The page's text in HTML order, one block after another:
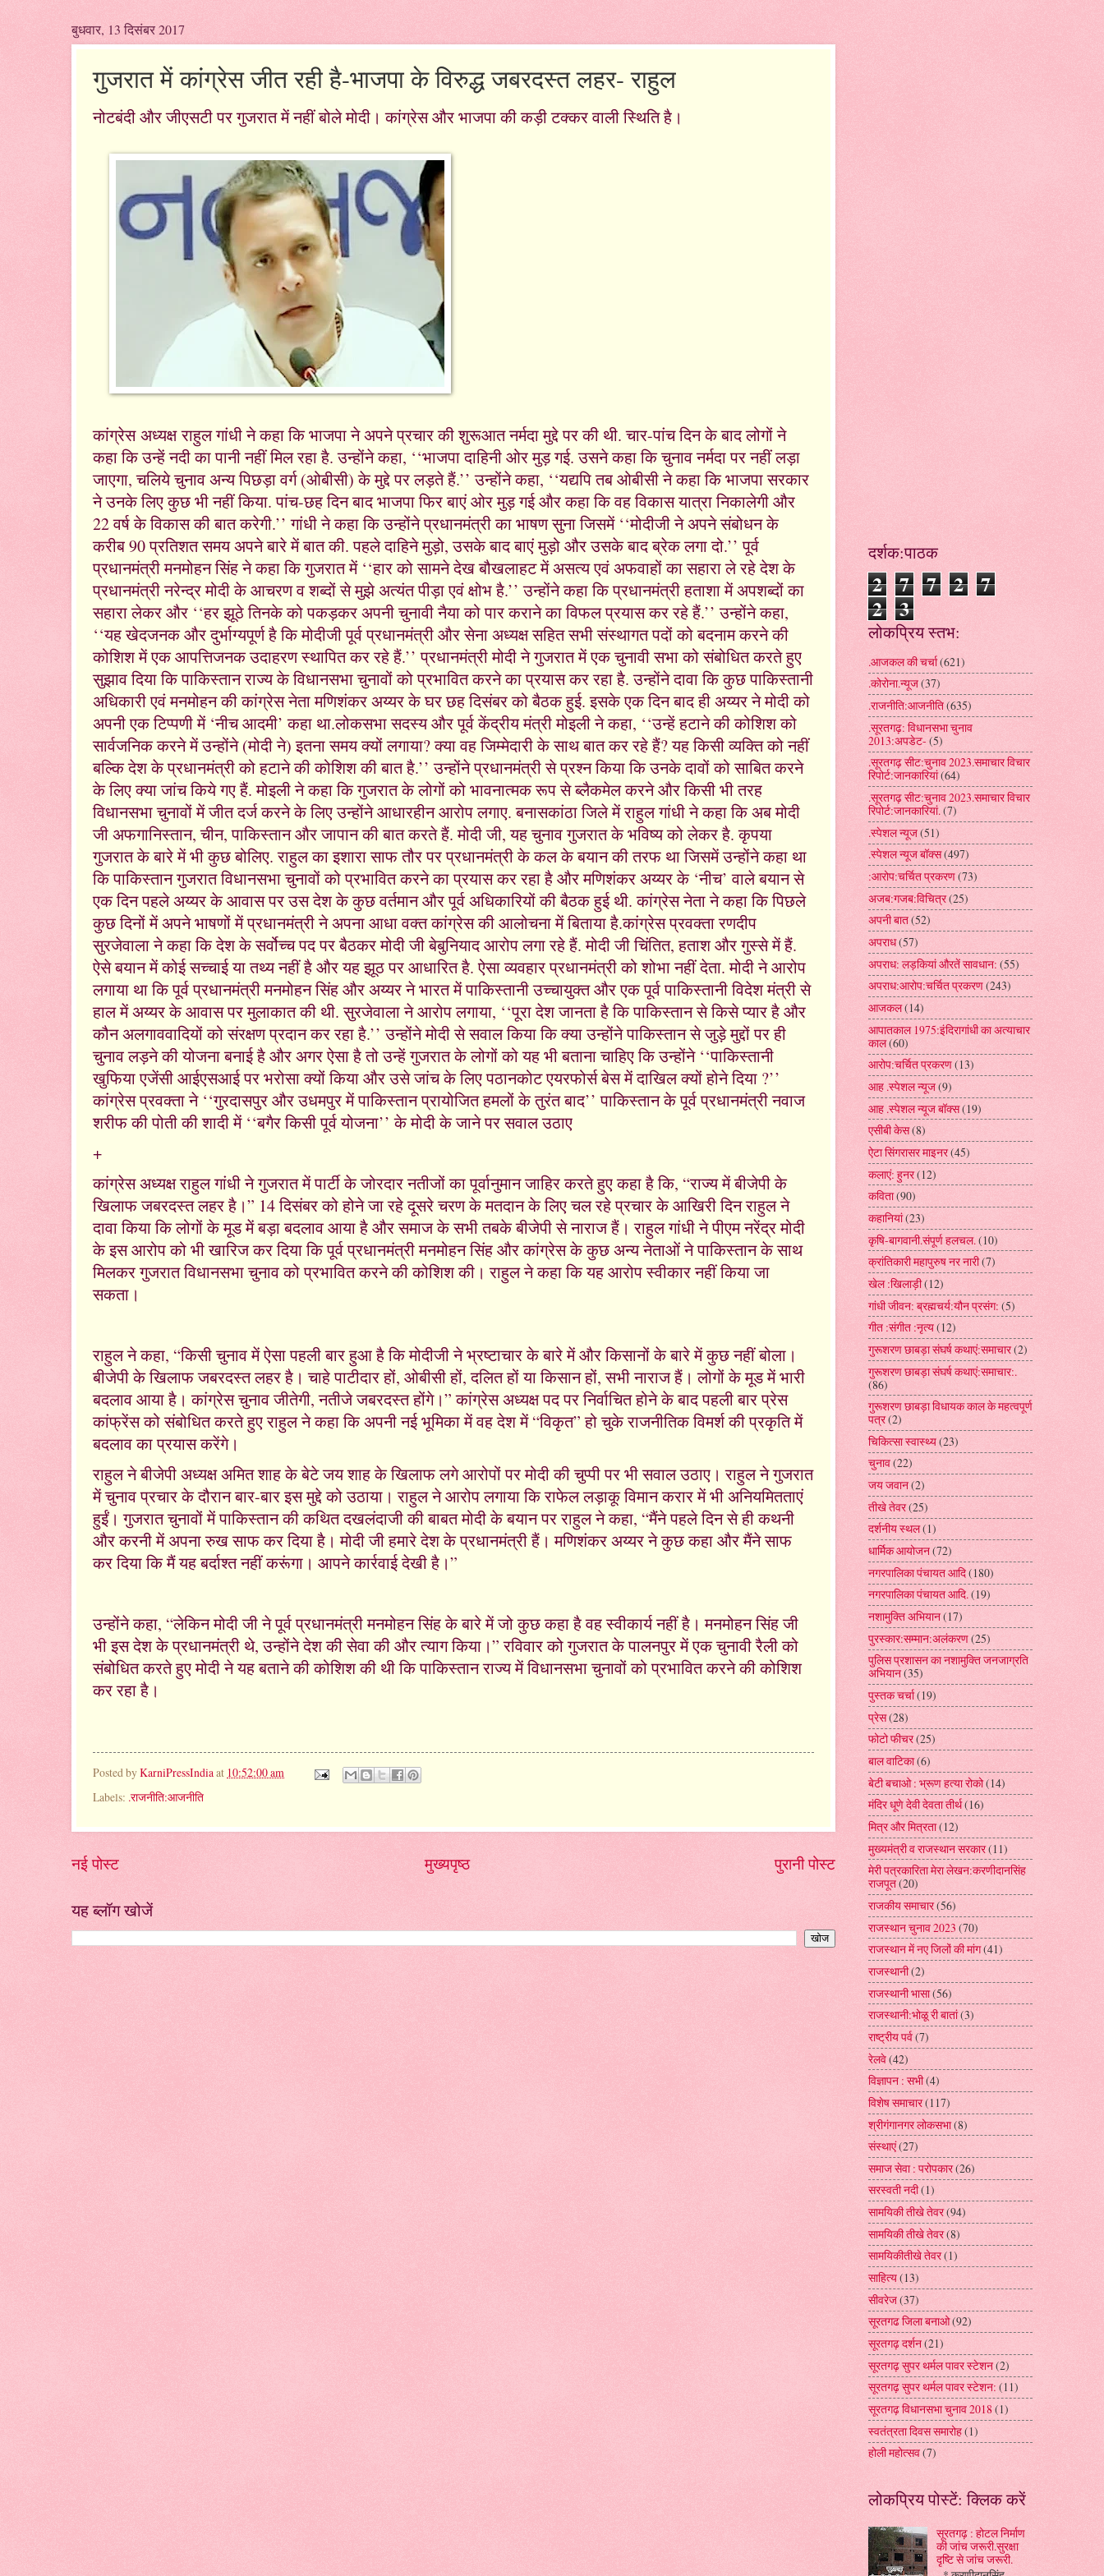
बुधवार, 13 दिसंबर 2017
गुजरात में कांग्रेस जीत रही है-भाजपा के विरुद्ध जबरदस्त लहर- राहुल
नोटबंदी और जीएसटी पर गुजरात में नहीं बोले मोदी। कांग्रेस और भाजपा की कड़ी टक्कर वाली स्थिति है।
कांग्रेस अध्‍यक्षराहुल गांधी ने कहा कि भाजपा ने अपने प्रचार की शुरूआत नर्मदा मुद्दे पर की थी. चार-पांच दिन के बाद लोगों ने
कहा कि उन्हें नदी का पानी नहीं मिल रहा है. उन्होंने कहा, ‘‘भाजपा दाहिनी ओर मुड़ गई. उसने कहा कि चुनाव नर्मदा पर नहीं लड़ा
जाएगा, चलिये चुनाव अन्य पिछड़ा वर्ग (ओबीसी) के मुद्दे पर लड़ते हैं.’’ उन्होंने कहा, ‘‘यद्यपि तब ओबीसी ने कहा कि भाजपा सरकार
ने उनके लिए कुछ भी नहीं किया. पांच-छह दिन बाद भाजपा फिर बाएं ओर मुड़ गई और कहा कि वह विकास यात्रा निकालेगी और
22 वर्ष के विकास की बात करेगी.’’ गांधी ने कहा कि उन्होंने प्रधानमंत्री का भाषण सुना जिसमें ‘‘मोदीजी ने अपने संबोधन के
करीब 90 प्रतिशत समय अपने बारे में बात की. पहले दाहिने मुड़ो, उसके बाद बाएं मुड़ो और उसके बाद ब्रेक लगा दो.’’ पूर्व
प्रधानमंत्री मनमोहन सिंह ने कहा कि गुजरात में ‘‘हार को सामने देख बौखलाहट में असत्य एवं अफवाहों का सहारा ले रहे देश के
प्रधानमंत्री नरेन्द्र मोदी के आचरण व शब्दों से मुझे अत्यंत पीड़ा एवं क्षोभ है.’’ उन्होंने कहा कि प्रधानमंत्री हताशा में अपशब्दों का
सहारा लेकर और ‘‘हर झूठे तिनके को पकड़कर अपनी चुनावी नैया को पार कराने का विफल प्रयास कर रहे हैं.’’ उन्होंने कहा,
‘‘यह खेदजनक और दुर्भाग्यपूर्ण है कि मोदीजी पूर्व प्रधानमंत्री और सेना अध्यक्ष सहित सभी संस्थागत पदों को बदनाम करने की
कोशिश में एक आपत्तिजनक उदाहरण स्थापित कर रहे हैं.’’ प्रधानमंत्री मोदी ने गुजरात में एक चुनावी सभा को संबोधित करते हुए
सुझाव दिया कि पाकिस्तान राज्य के विधानसभा चुनावों को प्रभावित करने का प्रयास कर रहा है. उन्होंने दावा कि कुछ पाकिस्तानी
अधिकारी एवं मनमोहन की कांग्रेस नेता मणिशंकर अय्यर के घर छह दिसंबर को बैठक हुई. इसके एक दिन बाद ही अय्यर ने मोदी को
अपनी एक टिप्पणी में ‘नीच आदमी’ कहा था.लोकसभा सदस्य और पूर्व केंद्रीय मंत्री मोइली ने कहा, ‘‘उन्हें हटाने की कोशिश को
सार्वजनिक करने में उन्होंने (मोदी ने) इतना समय क्यों लगाया? क्या वह जिम्मेदारी के साथ बात कर रहे हैं? यह किसी व्यक्ति को नहीं
बल्कि देश के प्रधानमंत्री को हटाने की कोशिश की बात है.’’ उन्होंने प्रधानमंत्री से प्रश्न किया कि उनके दावों को साबित करने
के लिए क्या जांच किये गए हैं. मोइली ने कहा कि गुजरात के लोगों को भावनात्मक रूप से ब्लैकमेल करने और किसी भी तरह
विधानसभा चुनावों में जीत दर्ज करने के लिए उन्होंने आधारहीन आरोप लगाए. बनासकांठा जिले में राहुल गांधी ने कहा कि अब मोदी
जी अफगानिस्तान, चीन, पाकिस्तान और जापान की बात करते हैं. मोदी जी, यह चुनाव गुजरात के भविष्य को लेकर है. कृपया
गुजरात के बारे में भी कुछ बोलिए. राहुल का इशारा साफ तौर पर प्रधानमंत्री के कल के बयान की तरफ था जिसमें उन्होंने कहा था
कि पाकिस्तान गुजरात विधानसभा चुनावों को प्रभावित करने का प्रयास कर रहा है और मणिशंकर अय्यर के ‘नीच’ वाले बयान से
एक दिन पहले अय्यर के आवास पर उस देश के कुछ वर्तमान और पूर्व अधिकारियों की बैठक हुई थी. कांग्रेस नेता ने कहा कि पिछले
कुछ दिनों में अपने भाषणों में प्रधानमंत्री ने अपना आधा वक्त कांग्रेस की आलोचना में बिताया है.कांग्रेस प्रवक्ता रणदीप
सुरजेवाला ने कहा कि देश के सर्वोच्च पद पर बैठकर मोदी जी बेबुनियाद आरोप लगा रहे हैं. मोदी जी चिंतित, हताश और गुस्से में हैं.
ऐसे बयान में कोई सच्चाई या तथ्य नहीं है और यह झूठ पर आधारित है. ऐसा व्यवहार प्रधानमंत्री को शोभा नहीं देता. मोदी ने आरोप
लगाया था कि पूर्व प्रधानमंत्री मनमोहन सिंह और अय्यर ने भारत में पाकिस्तानी उच्चायुक्त और एक पूर्व पाकिस्तानी विदेश मंत्री से
हाल में अय्यर के आवास पर मुलाकात की थी. सुरजेवाला ने आरोप लगाया, ‘‘पूरा देश जानता है कि पाकिस्तान से किसे प्यार है और
कौन अलगाववादियों को संरक्षण प्रदान कर रहा है.’’ उन्होंने मोदी से सवाल किया कि क्या उन्होंने पाकिस्तान से जुड़े मुद्दों पर ही
चुनाव लड़ने की योजना बनाई है और अगर ऐसा है तो उन्हें गुजरात के लोगों को यह भी बताना चाहिए कि उन्होंने ‘‘पाकिस्तानी
खुफिया एजेंसी आईएसआई पर भरोसा क्यों किया और उसे जांच के लिए पठानकोट एयरफोर्स बेस में दाखिल क्यों होने दिया ?’’
कांग्रेस प्रवक्ता ने ‘‘गुरदासपुर और उधमपुर में पाकिस्तान प्रायोजित हमलों के तुरंत बाद’’ पाकिस्तान के पूर्व प्रधानमंत्री नवाज
शरीफ की पोती की शादी में ‘‘बगैर किसी पूर्व योजना’’ के मोदी के जाने पर सवाल उठाए
+
कांग्रेस अध्यक्ष राहुल गांधी ने गुजरात में पार्टी के जोरदार नतीजों का पूर्वानुमान जाहिर करते हुए कहा है कि, “राज्य में बीजेपी के
खिलाफ जबरदस्त लहर है।” 14 दिसंबर को होने जा रहे दूसरे चरण के मतदान के लिए चल रहे प्रचार के आखिरी दिन राहुल ने
दावा किया कि लोगों के मूड में बड़ा बदलाव आया है और समाज के सभी तबके बीजेपी से नाराज हैं। राहुल गांधी ने पीएम नरेंद्र मोदी
के इस आरोप को भी खारिज कर दिया कि पूर्व प्रधानमंत्री मनमोहन सिंह और कांग्रेस के कुछ अन्य नेताओं ने पाकिस्तान के साथ
मिलकर गुजरात विधानसभा चुनाव को प्रभावित करने की कोशिश की। राहुल ने कहा कि यह आरोप स्वीकार नहीं किया जा
सकता।
राहुल ने कहा, “किसी चुनाव में ऐसा पहली बार हुआ है कि मोदीजी ने भ्रष्टाचार के बारे में और किसानों के बारे में कुछ नहीं बोला।
बीजेपी के खिलाफ जबरदस्त लहर है। चाहे पाटीदार हों, ओबीसी हों, दलित हों या किसान हों, सभी नाराज हैं। लोगों के मूड में भारी
बदलाव आया है। कांग्रेस चुनाव जीतेगी, नतीजे जबरदस्त होंगे।” कांग्रेस अध्यक्ष पद पर निर्वाचित होने के बाद पहली बार प्रेस
कांफ्रेंस को संबोधित करते हुए राहुल ने कहा कि अपनी नई भूमिका में वह देश में “विकृत” हो चुके राजनीतिक विमर्श की प्रकृति में
बदलाव का प्रयास करेंगे।
राहुल ने बीजेपी अध्यक्ष अमित शाह के बेटे जय शाह के खिलाफ लगे आरोपों पर मोदी की चुप्पी पर भी सवाल उठाए। राहुल ने गुजरात
में चुनाव प्रचार के दौरान बार-बार इस मुद्दे को उठाया। राहुल ने आरोप लगाया कि राफेल लड़ाकू विमान करार में भी अनियमितताएं
हुईं। गुजरात चुनावों में पाकिस्तान की कथित दखलंदाजी की बाबत मोदी के बयान पर राहुल ने कहा, “मैंने पहले दिन से ही कथनी
और करनी में अपना रुख साफ कर दिया है। मोदी जी हमारे देश के प्रधानमंत्री हैं। मणिशंकर अय्यर ने कुछ कहा और मैंने साफ
कर दिया कि मैं यह बर्दाश्त नहीं करूंगा। आपने कार्रवाई देखी है।”
उन्होंने कहा, “लेकिन मोदी जी ने पूर्व प्रधानमंत्री मनमोहन सिंह के बारे में जो कुछ कहा है वह स्वीकार्य नहीं है। मनमोहन सिंह जी
भी इस देश के प्रधानमंत्री थे, उन्होंने देश की सेवा की और त्याग किया।” रविवार को गुजरात के पालनपुर में एक चुनावी रैली को
संबोधित करते हुए मोदी ने यह बताने की कोशिश की थी कि पाकिस्तान राज्य में विधानसभा चुनावों को प्रभावित करने की कोशिश
कर रहा है।
Posted byKarniPressIndiaat 10:52:00 am
Labels: .राजनीति:आजनीति
नई पोस्ट पुरानी पोस्ट
मुख्यपृष्ठ
यह ब्लॉग खोजें
दर्शक:पाठक
2 7 7 2 7
2 3
लोकप्रिय स्तभ:
.आजकल की चर्चा(621)
.कोरोना.न्यूज(37)
.राजनीति:आजनीति(635)
.सूरतगढ़: विधानसभा चुनाव
2013:अपडेट- (5)
.सूरतगढ़ सीट:चुनाव 2023.समाचार विचार
रिपोर्ट:जानकारियां(64)
.सूरतगढ़ सीट:चुनाव 2023.समाचार विचार
रिपोर्ट:जानकारियां.(7)
.स्पेशल न्यूज(51)
.स्पेशल न्यूज बॉक्स(497)
:आरोप:चर्चित प्रकरण(73)
अजब:गजब:विचित्र(25)
अपनी बात(52)
अपराध(57)
अपराध: लड़कियां औरतें सावधान: (55)
अपराध:आरोप:चर्चित प्रकरण(243)
आजकल(14)
आपातकाल 1975:इंदिरागांधी का अत्याचार
काल(60)
आरोप:चर्चित प्रकरण(13)
आह .स्पेशल न्यूज(9)
आह .स्पेशल न्यूज बॉक्स(19)
एसीबी केस(8)
ऐटा सिंगरासर माइनर(45)
कलाएं: हुनर(12)
कविता(90)
कहानियां(23)
कृषि-बागवानी.संपूर्ण हलचल. (10)
क्रांतिकारी महापुरुष नर नारी(7)
खेल :खिलाड़ी(12)
गांधी जीवन: ब्रह्मचर्य:यौन प्रसंग: (5)
गीत :संगीत :नृत्य(12)
गुरूशरण छाबड़ा संघर्ष कथाएं:समाचार(2)
गुरूशरण छाबड़ा संघर्ष कथाएं:समाचार:.
(86)
गुरूशरण छाबड़ा विधायक काल के महत्वपूर्ण
पत्र(2)
चिकित्सा स्वास्थ्य(23)
चुनाव(22)
जय जवान(2)
तीखे तेवर(25)
दर्शनीय स्थल(1)
धार्मिक आयोजन(72)
नगरपालिका पंचायत आदि(180)
नगरपालिका पंचायत आदि.(19)
नशामुक्ति अभियान(17)
पुरस्कार:सम्मान:अलंकरण(25)
पुलिस प्रशासन का नशामुक्ति जनजाग्रति
अभियान(35)
पुस्तक चर्चा(19)
प्रेस(28)
फोटो फीचर(25)
बाल वाटिका(6)
बेटी बचाओ : भ्रूण हत्या रोको(14)
मंदिर धूणे देवी देवता तीर्थ(16)
मित्र और मित्रता(12)
मुख्यमंत्री व राजस्थान सरकार(11)
मेरी पत्रकारिता मेरा लेखन:करणीदानसिंह
राजपूत(20)
राजकीय समाचार(56)
राजस्थान चुनाव 2023 (70)
राजस्थान में नए जिलों की मांग(41)
राजस्थानी(2)
राजस्थानी भासा(56)
राजस्थानी:भोळू री बातां(3)
राष्ट्रीय पर्व(7)
रेलवे(42)
विज्ञापन : सभी(4)
विशेष समाचार(117)
श्रीगंगानगर लोकसभा(8)
संस्थाएं(27)
समाज सेवा : परोपकार(26)
सरस्वती नदी(1)
सामयिकी तीखे तेवर(94)
सामयिकी तीखे तेवर(8)
सामयिकीतीखे तेवर(1)
साहित्य(13)
सीवरेज(37)
सूरतगढ जिला बनाओ(92)
सूरतगढ़ दर्शन(21)
सूरतगढ़ सुपर थर्मल पावर स्टेशन(2)
सूरतगढ़ सुपर थर्मल पावर स्टेशन: (11)
सूरतगढ़ विधानसभा चुनाव 2018(1)
स्वतंत्रता दिवस समारोह(1)
होली महोत्सव(7)
लोकप्रिय पोस्टें: क्लिक करें
सूरतगढ़ : होटल निर्माण
की जांच जरूरी.सुरक्षा
दृष्टि से जांच जरूरी.